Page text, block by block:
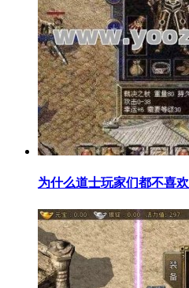
为什么道士玩家们都不喜